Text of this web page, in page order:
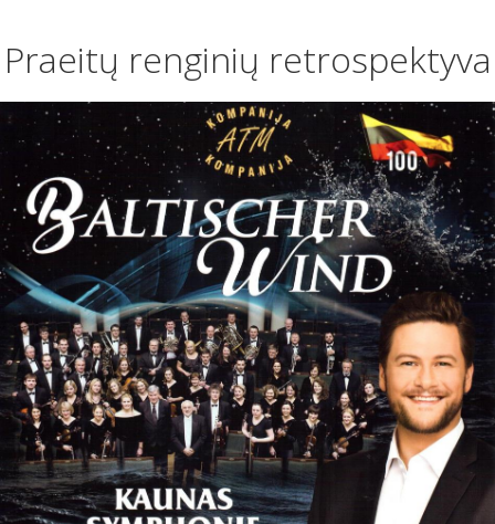
Praeitų renginių retrospektyva